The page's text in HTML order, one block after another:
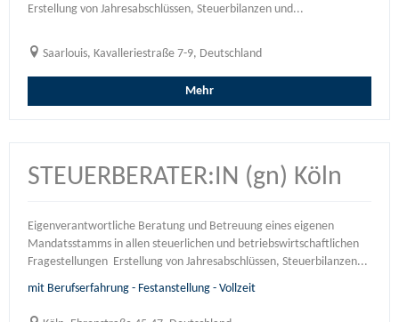
Erstellung von Jahresabschlüssen, Steuerbilanzen und...
Saarlouis, Kavalleriestraße 7-9, Deutschland
Mehr
STEUERBERATER:IN (gn) Köln
Eigenverantwortliche Beratung und Betreuung eines eigenen
Mandatsstamms in allen steuerlichen und betriebswirtschaftlichen
Fragestellungen Erstellung von Jahresabschlüssen, Steuerbilanzen...
mit Berufserfahrung - Festanstellung - Vollzeit